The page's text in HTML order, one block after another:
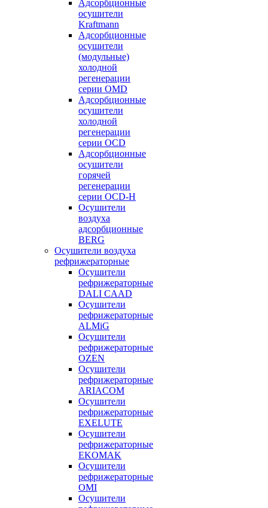
Адсорбционные
осушители
Kraftmann
Адсорбционные
осушители
(модульные)
холодной
регенерации
серии OMD
Адсорбционные
осушители
холодной
регенерации
серии OCD
Адсорбционные
осушители
горячей
регенерации
серии OСD-H
Осушители
воздуха
адсорбционные
BERG
Осушители воздуха
рефрижераторные
Осушители
рефрижераторные
DALI CAAD
Осушители
рефрижераторные
ALMiG
Осушители
рефрижераторные
OZEN
Осушители
рефрижераторные
ARIACOM
Осушители
рефрижераторные
EXELUTE
Осушители
рефрижераторные
EKOMAK
Осушители
рефрижераторные
OMI
Осушители